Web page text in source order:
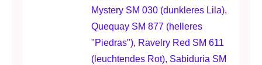
Mystery SM 030 (dunkleres Lila),
Quequay SM 877 (helleres
"Piedras"), Ravelry Red SM 611
(leuchtendes Rot), Sabiduria SM